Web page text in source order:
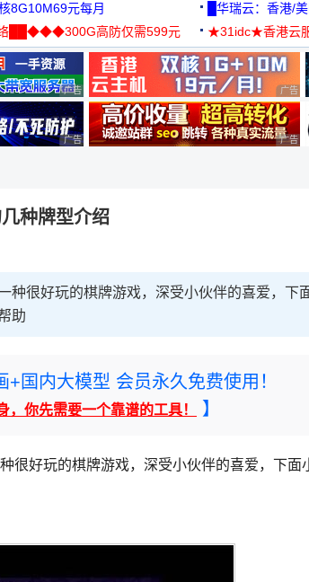
8G10M69元每月 █华瑞云：香港/
络██◆◆◆300G高防仅需599元
★31idc★香港云
用◆
广告 商业广告，理性选择 广告
广告 商业广告，理性选择 广告
种牌型介绍
种很好玩的棋牌游戏，深受小伙伴的喜爱，下
助
国内大模型 会员永久免费使用！
，你先需要一个靠谱的工具！ 】
很好玩的棋牌游戏，深受小伙伴的喜爱，下面